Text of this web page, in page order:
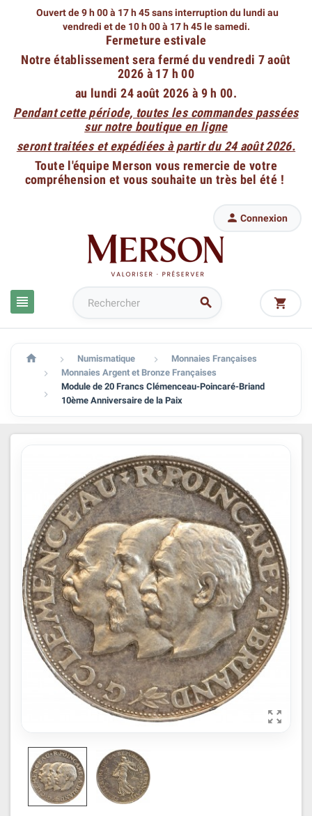
Ouvert de 9 h 00 à 17 h 45 sans interruption du lundi au
vendredi et de 10 h 00 à 17 h 45 le samedi.
Fermeture estivale
Notre établissement sera fermé du vendredi 7 août
2026 à 17 h 00
au lundi 24 août 2026 à 9 h 00.
Pendant cette période, toutes les commandes passées
sur notre boutique en ligne
seront traitées et expédiées à partir du 24 août 2026.
Toute l'équipe Merson vous remercie de votre
compréhension et vous souhaite un très bel été !
 
 Connexion

  Numismatique  Monnaies Françaises
 Monnaies Argent et Bronze Françaises

Module de 20 Francs Clémenceau-Poincaré-Briand
10ème Anniversaire de la Paix
